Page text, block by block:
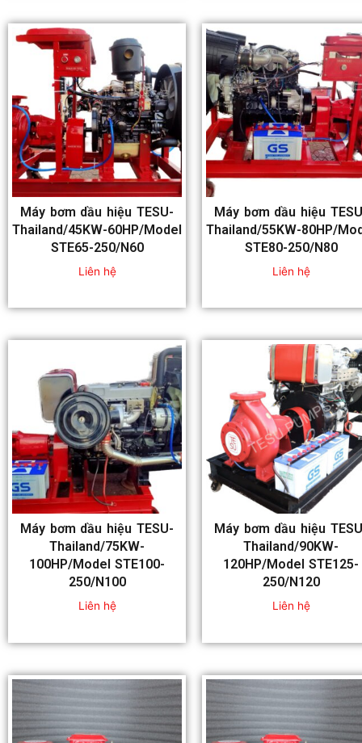
Máy bơm dầu hiệu TESU-
Thailand/45KW-60HP/Model
STE65-250/N60
Liên hệ
Máy bơm dầu hiệu
Thailand/55KW-80HP/
STE80-250/N80
Liên hệ
Máy bơm dầu hiệu TESU-
Thailand/75KW-
100HP/Model STE100-
250/N100
Liên hệ
Máy bơm dầu hiệu
Thailand/90KW-
120HP/Model STE125-
250/N120
Liên hệ